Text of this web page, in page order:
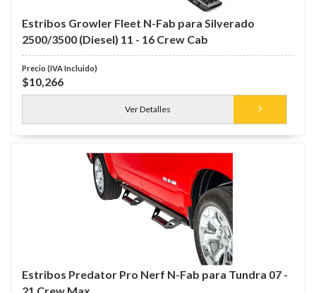
Estribos Growler Fleet N-Fab para Silverado
2500/3500 (Diesel) 11 - 16 Crew Cab
$10,266
Ver Detalles
Estribos Predator Pro Nerf N-Fab para Tundra 07 -